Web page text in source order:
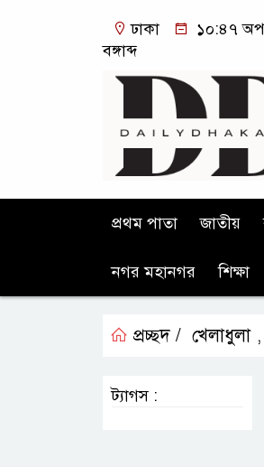
ঢাকা
১০:৪৭
বঙ্গাব্দ
প্রথম পাতা জাতীয়
নগর মহানগর শিক্ষা
প্রচ্ছদ / খেলাধুলা
ট্যাগস :